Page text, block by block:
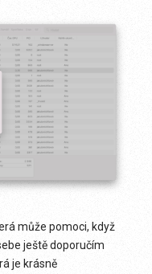
může pomoci, když
ještě doporučím
je krásně